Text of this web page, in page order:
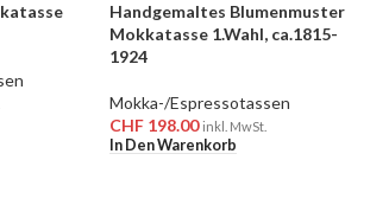
Handgemaltes Blumenmuster
Mokkatasse 1.Wahl, ca.1815-
1924
Mokka-/Espressotassen
CHF 198.00 inkl. MwSt.
In Den Warenkorb